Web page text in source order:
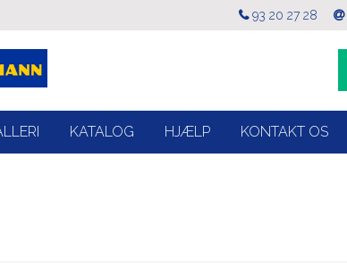
93 20 27 28
KATALOG HJÆLP KONTAKT OS